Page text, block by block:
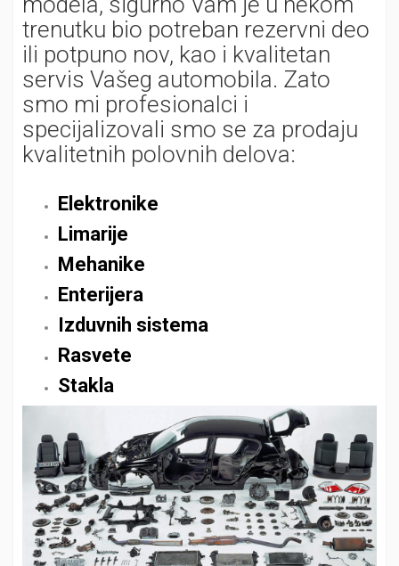
trenutku bio potreban rezervni deo
ili potpuno nov, kao i kvalitetan
servis Vašeg automobila. Zato
smo mi profesionalci i
specijalizovali smo se za prodaju
kvalitetnih polovnih delova:
Elektronike
Limarije
Mehanike
Enterijera
Izduvnih sistema
Rasvete
Stakla